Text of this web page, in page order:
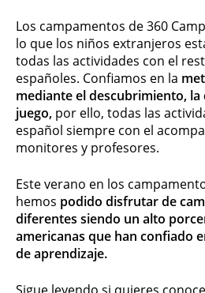
Los campamentos de 360
lo que los niños extranjeros
todas las actividades con el
españoles. Confiamos en la
mediante el descubrimiento,
juego, por ello, todas las
español siempre con el
monitores y profesores.
Este verano en los
hemos podido disfrutar de
diferentes siendo un alto
americanas que han confiado
de aprendizaje.